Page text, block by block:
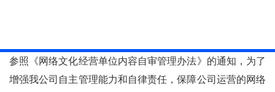
参照《网络文化经营单位内容自审管理办法》的通知，为了
增强我公司自主管理能力和自律责任，保障公司运营的网络